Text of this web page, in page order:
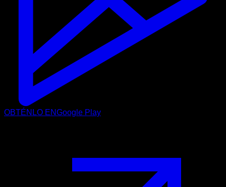
OBTÉNLO ENGoogle Play